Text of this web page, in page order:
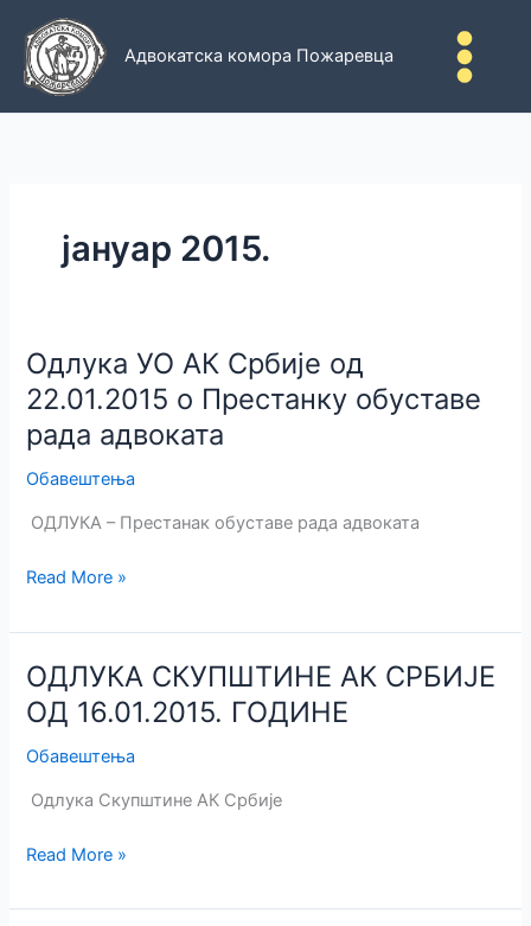
садржај
Адвокатска комора Пожаревца
јануар 2015.
Одлука УО АК Србије од
22.01.2015 о Престанку обуставе
рада адвоката
Обавештења
ОДЛУКА – Престанак обуставе рада адвоката
Одлука
АК
Србије
од
22.01.2015
о
обуставе
адвоката
Read More »
ОДЛУКА СКУПШТИНЕ АК СРБИЈЕ
ОД 16.01.2015. ГОДИНЕ
Обавештења
Одлука Скупштине АК Србије
ОДЛУКА
АК
Read More »